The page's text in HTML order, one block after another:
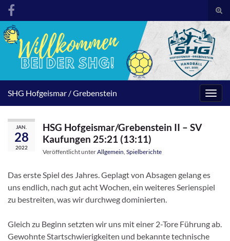
SHG Hofgeismar / Grebenstein
JAN.
28
2022
HSG Hofgeismar/Grebenstein II – SV
Kaufungen 25:21 (13:11)
Veröffentlicht unterAllgemein, Spielberichte
Das erste Spiel des Jahres. Geplagt von Absagen gelang es
uns endlich, nach gut acht Wochen, ein weiteres Serienspiel
zu bestreiten, was wir durchweg dominierten.
Gleich zu Beginn setzten wir uns mit einer 2-Tore Führung ab.
Gewohnte Startschwierigkeiten und bekannte technische